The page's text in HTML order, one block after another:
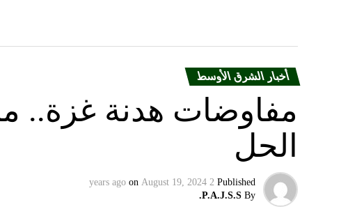
أخبار الشرق الأوسط
مفاوضات هدنة غزة..
الحل
Published
2 years ago
on August 19, 2024
By
P.A.J.S.S.